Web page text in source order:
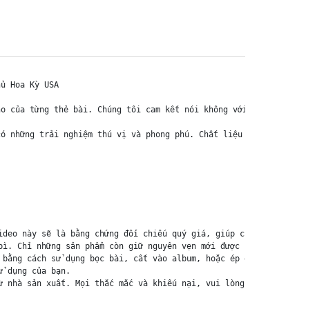
Kỳ USA
của từng thẻ bài. Chúng tôi cam kết nói không với hàng nhái,
trải nghiệm thú vị và phong phú. Chất liệu chính của thẻ
này sẽ là bằng chứng đối chiếu quý giá, giúp chúng tôi nhanh
Chỉ những sản phẩm còn giữ nguyên vẹn mới được chấp nhận đổi
cách sử dụng bọc bài, cất vào album, hoặc ép giữa quyển vở
của bạn.
nhà sản xuất. Mọi thắc mắc và khiếu nại, vui lòng liên hệ trực